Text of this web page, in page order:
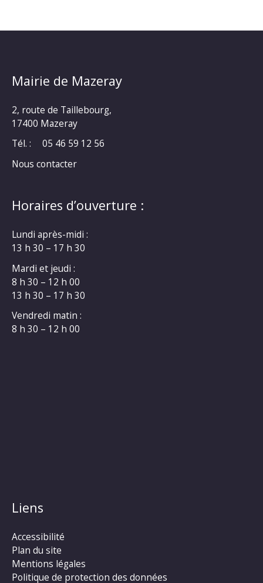
Mairie de Mazeray
2, route de Taillebourg,
17400 Mazeray
Tél. :
05 46 59 12 56
Nous contacter
Horaires d’ouverture :
Lundi après-midi :
13 h 30 – 17 h 30
Mardi et jeudi :
8 h 30 – 12 h 00
13 h 30 – 17 h 30
Vendredi matin :
8 h 30 – 12 h 00
Liens
Accessibilité
Plan du site
Mentions légales
Politique de protection des données